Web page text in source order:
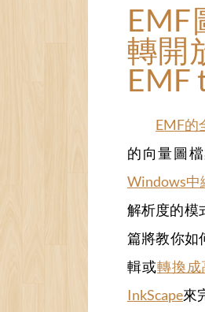
EMF
轉開
EMF
EMF的
的向量圖
Windows中
解析度的模
篇將教你如
輯或轉換成
InkScape來